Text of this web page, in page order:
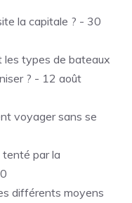
la capitale ? - 30
les types de bateaux
? - 12 août
voyager sans se
par la
différents moyens